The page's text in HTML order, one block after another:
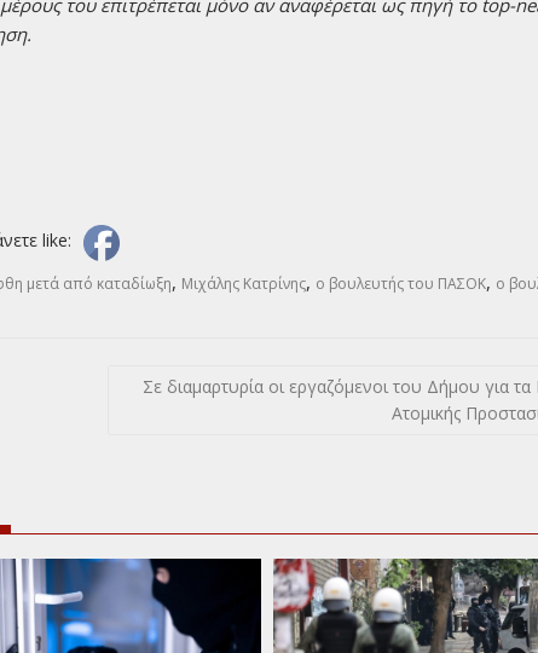
like:
μετά από καταδίωξη, Μιχάλης Κατρίνης, ο βουλευτής του ΠΑΣΟΚ, ο
Σε διαμαρτυρία οι εργαζόμενοι του Δήμου για
Ατομικής